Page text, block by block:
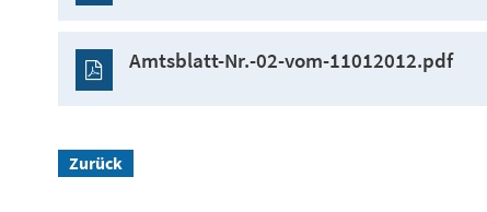
Amtsblatt-Nr.-02-vom-11012012.pdf
Zurück